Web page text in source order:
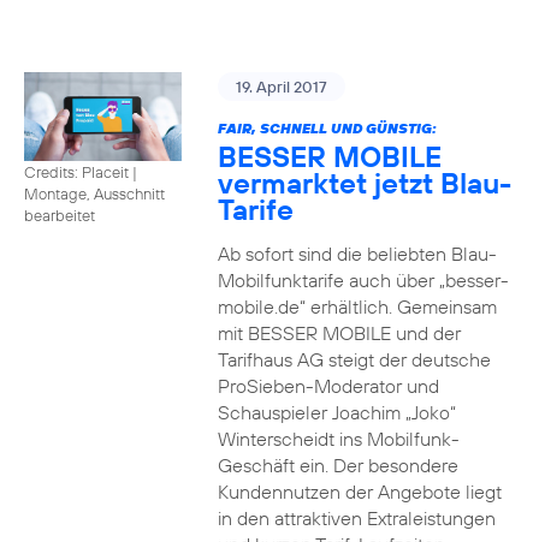
Credits: Placeit |
Montage, Ausschnitt
bearbeitet
19. April 2017
FAIR, SCHNELL UND GÜNSTIG:
BESSER MOBILE
vermarktet jetzt Blau-
Tarife
Ab sofort sind die beliebten Blau-
Mobilfunktarife auch über „besser-
mobile.de“ erhältlich. Gemeinsam
mit BESSER MOBILE und der
Tarifhaus AG steigt der deutsche
ProSieben-Moderator und
Schauspieler Joachim „Joko“
Winterscheidt ins Mobilfunk-
Geschäft ein. Der besondere
Kundennutzen der Angebote liegt
in den attraktiven Extraleistungen